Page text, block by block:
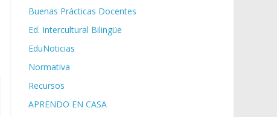
Buenas Prácticas Docentes
Ed. Intercultural Bilingüe
EduNoticias
Normativa
Recursos
APRENDO EN CASA